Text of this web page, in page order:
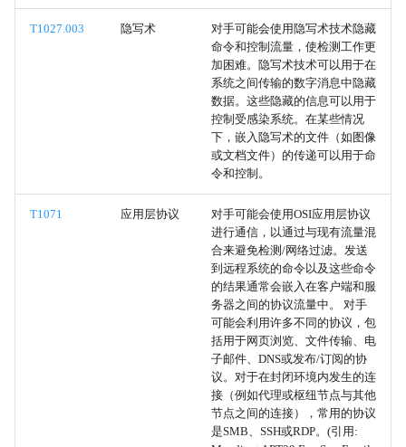
直接云虚拟机连接
软件打包
T1027.003 隐写术
对手可能会使用隐写术技术隐藏
命令和控制流量，使检测工作更
加困难。隐写术技术可以用于在
系统之间传输的数字消息中隐藏
数据。这些隐藏的信息可以用于
控制受感染系统。在某些情况
下，嵌入隐写术的文件（如图像
或文档文件）的传递可以用于命
令和控制。
T1071 应用层协议
对手可能会使用OSI应用层协议
进行通信，以通过与现有流量混
合来避免检测/网络过滤。发送
到远程系统的命令以及这些命令
的结果通常会嵌入在客户端和服
务器之间的协议流量中。 对手
可能会利用许多不同的协议，包
括用于网页浏览、文件传输、电
子邮件、DNS或发布/订阅的协
议。对于在封闭环境内发生的连
接（例如代理或枢纽节点与其他
节点之间的连接），常用的协议
是SMB、SSH或RDP。(引用: